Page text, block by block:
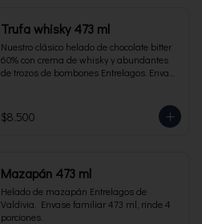
Trufa whisky 473 ml
Nuestro clásico helado de chocolate bitter
60% con crema de whisky y abundantes
de trozos de bombones Entrelagos. Envase
$8.500
Mazapán 473 ml
Helado de mazapán Entrelagos de
Valdivia.  Envase familiar 473 ml, rinde 4
porciones.